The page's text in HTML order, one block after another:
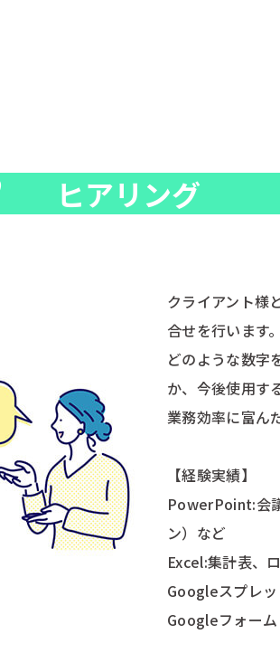
ヒアリング
クライアント様
合せを行います。
どのような数字
か、今後使用す
業務効率に富ん
【経験実績】
PowerPoint:会
ン）など
Excel:集計表、
Googleスプレッ
Googleフォーム